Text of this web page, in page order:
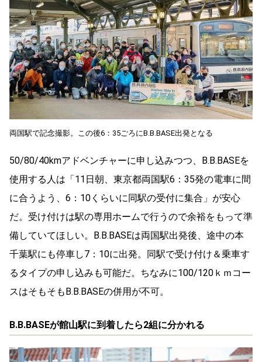
両国駅で記念撮影。この後6：35ごろにB.B.BASE出発となる
50/80/40kmアドベンチャーに申し込みつつ、B.B.BASEを
使用する人は「11日朝、東京都両国駅6：35発の電車に間
に合うよう、6：10くらいに同駅の受付に集合」が安心
だ。受け付けは駅の専用ホームで行うので余裕をもって準
備していてほしい。B.B.BASEは両国駅出発後、途中の本
千葉駅にも停車し7：10に出発。同駅で受け付け＆乗車す
るタイプの申し込みも可能だ。ちなみに100/120ｋｍコー
スはそもそもB.B.BASEの併用が不可。
B.B.BASEが館山駅に到着したら2組に分かれる